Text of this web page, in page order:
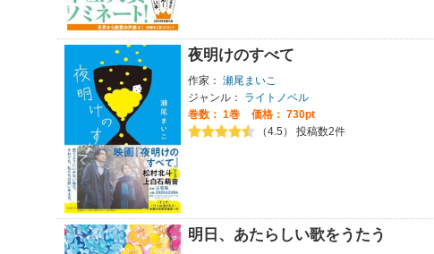
夜明けのすべて
作家： 瀬尾まいこ
ジャンル：
ライトノベル
巻数： 1巻
価格： 730pt
（4.5） 投稿数2件
明日、あたらしい歌をうたう